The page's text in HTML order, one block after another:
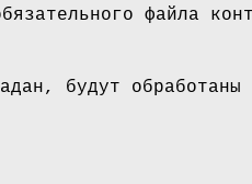
файла
будут обработаны